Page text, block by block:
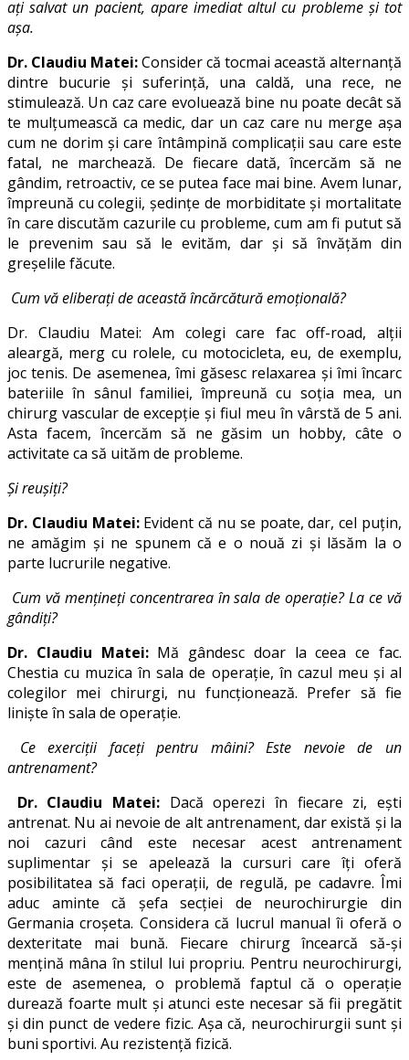
ați salvat un pacient, apare imediat altul cu probleme și tot
așa.
Dr. Claudiu Matei:Consider că tocmai această alternanță
dintre bucurie și suferință, una caldă, una rece, ne
stimulează. Un caz care evoluează bine nu poate decât să
te mulțumească ca medic, dar un caz care nu merge așa
cum ne dorim și care întâmpină complicații sau care este
fatal, ne marchează. De fiecare dată, încercăm să ne
gândim, retroactiv, ce se putea face mai bine. Avem lunar,
împreună cu colegii, ședințe de morbiditate și mortalitate
în care discutăm cazurile cu probleme, cum am fi putut să
le prevenim sau să le evităm, dar și să învățăm din
greșelile făcute.
Cum vă eliberați de această încărcătură emoțională?
Dr. Claudiu Matei: Am colegi care fac off-road, alții
aleargă, merg cu rolele, cu motocicleta, eu, de exemplu,
joc tenis. De asemenea, îmi găsesc relaxarea și îmi încarc
bateriile în sânul familiei, împreună cu soția mea, un
chirurg vascular de excepție și fiul meu în vârstă de 5 ani.
Asta facem, încercăm să ne găsim un hobby, câte o
activitate ca să uităm de probleme.
Și reușiți?
Dr. Claudiu Matei:Evident că nu se poate, dar, cel puțin,
ne amăgim și ne spunem că e o nouă zi și lăsăm la o
parte lucrurile negative.
Cum vă mențineți concentrarea în sala de operație? La ce vă
gândiți?
Dr. Claudiu Matei:Mă gândesc doar la ceea ce fac.
Chestia cu muzica în sala de operație, în cazul meu și al
colegilor mei chirurgi, nu funcționează. Prefer să fie
liniște în sala de operație.
Ce exerciții faceți pentru mâini? Este nevoie de un
antrenament?
Dr. Claudiu Matei: Dacă operezi în fiecare zi, ești
antrenat. Nu ai nevoie de alt antrenament, dar există și la
noi cazuri când este necesar acest antrenament
suplimentar și se apelează la cursuri care îți oferă
posibilitatea să faci operații, de regulă, pe cadavre. Îmi
aduc aminte că șefa secției de neurochirurgie din
Germania croșeta. Considera că lucrul manual îi oferă o
dexteritate mai bună. Fiecare chirurg încearcă să-și
mențină mâna în stilul lui propriu. Pentru neurochirurgi,
este de asemenea, o problemă faptul că o operație
durează foarte mult și atunci este necesar să fii pregătit
și din punct de vedere fizic. Așa că, neurochirurgii sunt și
buni sportivi. Au rezistență fizică.